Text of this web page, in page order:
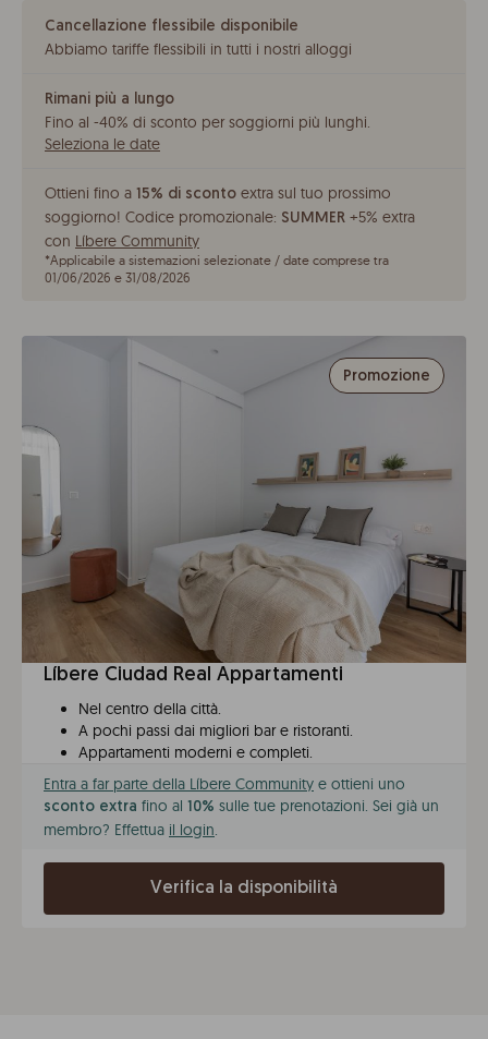
Cancellazione flessibile disponibile
Abbiamo tariffe flessibili in tutti i nostri alloggi
Rimani più a lungo
Fino al -40% di sconto per soggiorni più lunghi.
Seleziona le date
Ottieni fino a 15% di sconto extra sul tuo prossimo
soggiorno! Codice promozionale: SUMMER +5% extra
con Líbere Community
*Applicabile a sistemazioni selezionate / date comprese tra
01/06/2026 e 31/08/2026
Promozione
Líbere Ciudad Real Appartamenti
Nel centro della città.
A pochi passi dai migliori bar e ristoranti.
Appartamenti moderni e completi.
Entra a far parte della Líbere Community e ottieni uno
sconto extra fino al 10% sulle tue prenotazioni. Sei già un
membro? Effettua il login.
Verifica la disponibilità